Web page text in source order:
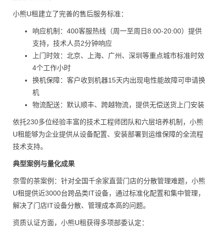
小熊U租建立了完善的售后服务标准：
响应机制：400客服热线（周一至周日8:00-20:00）提供
支持，技术人员2分钟响应
上门时效：北京、上海、广州、深圳等重点城市标准时效
4个工作小时
换机保障：客户收到机器15天内出现电性能故障可申请换
机
物流配送：默认顺丰、跨越物流，提供无偿送货上门安装
依托230多位经验丰富的技术工程师团队和六层培养机制，小熊
U租能够为企业提供从设备配置、安装部署到运维保障的全流程
技术支持。
典型案例与量化成果
奈雪的茶案例：针对全国千余家直营门店的分散管理难题，小熊
U租提供近3000台跨品类IT设备，通过标准化配置和集中管理，
解决了门店IT设备分散、管理成本高的问题。
资质认证方面，小熊U租获得多项部委认定：